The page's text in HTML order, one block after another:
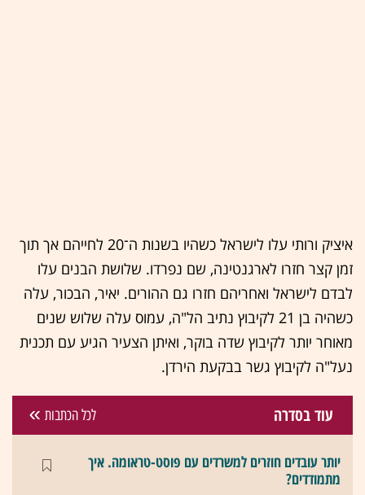
איציק ורותי עלו לישראל כשהיו בשנות ה־20 לחייהם אך תוך
זמן קצר חזרו לארגנטינה, שם נפרדו. שלושת הבנים עלו
לבדם לישראל ואחריהם חזרו גם ההורים. יאיר, הבכור, עלה
כשהיה בן 21 לקיבוץ נתיב הל"ה, עמוס עלה שלוש שנים
מאוחר יותר לקיבוץ שדה בוקר, ואיתן הצעיר הגיע עם תכנית
נעל"ה לקיבוץ גשר בבקעת הירדן.
עוד בסדרה לכל הכתבות
יותר עובדים חוזרים למשרדים עם פוסט-טראומה. איך
מתמודדים?